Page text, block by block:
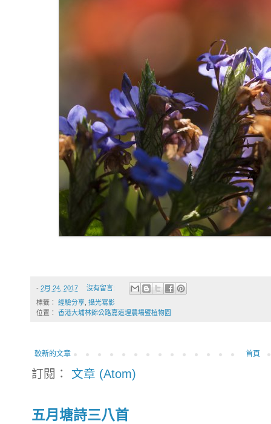
- 2月 24, 2017 沒有留言:
標籤： 經驗分享 攝光寫影
位置： 香港大埔林錦公路嘉道理農場暨植物園
較新的文章 首頁
訂閱： 文章 (Atom)
五月塘詩三八首